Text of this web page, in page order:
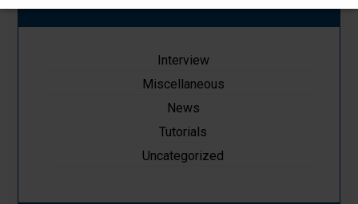
Interview
Miscellaneous
News
Tutorials
Uncategorized